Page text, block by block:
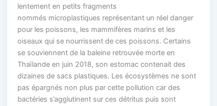
lentement en petits fragments
nommés microplastiques représentant un réel danger
pour les poissons, les mammifères marins et les
oiseaux qui se nourrissent de ces poissons. Certains
se souviennent de la baleine retrouvée morte en
Thaïlande en juin 2018, son estomac contenait des
dizaines de sacs plastiques. Les écosystèmes ne sont
pas épargnés non plus par cette pollution car des
bactéries s’agglutinent sur ces détritus puis sont